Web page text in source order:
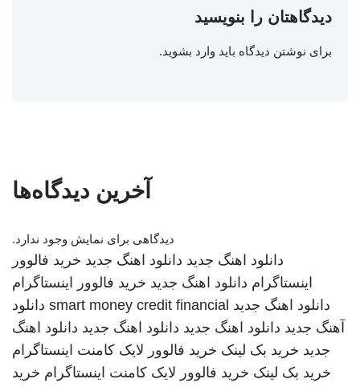
دیدگاهتان را بنویسید
برای نوشتن دیدگاه باید وارد بشوید.
آخرین دیدگاه‌ها
دیدگاهی برای نمایش وجود ندارد.
دانلود اهنگ جدید دانلود اهنگ جدید خرید فالوور
اینستاگرام دانلود اهنگ جدید خرید فالوور اینستاگرام
دانلود اهنگ جدید smart money credit financial دانلود
آهنگ جدید دانلود اهنگ جدید دانلود اهنگ جدید دانلود اهنگ
جدید خرید بک لینک خرید فالوور لایک کامنت اینستاگرام
خرید بک لینک خرید فالوور لایک کامنت اینستاگرام خرید